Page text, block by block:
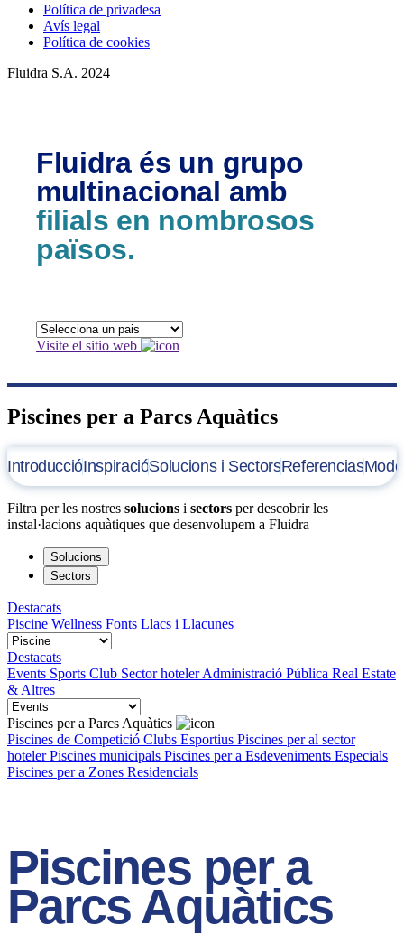
Política de privadesa
Avís legal
Política de cookies
Fluidra S.A. 2024
Fluidra és un grupo
multinacional amb
filials en nombrosos
països.
Visite el sitio web
Piscines per a Parcs Aquàtics
IntroduccióInspiracióSolucions i SectorsReferencias
Filtra per les nostres solucions i sectors per descobrir les
instal·lacions aquàtiques que desenvolupem a Fluidra
Solucions
Sectors
Destacats
Piscine Wellness Fonts Llacs i Llacunes
Destacats
Events Sports Club Sector hotelerAdministració Pública Real Estate
& Altres
Piscines per a Parcs Aquàtics
Piscines de Competició Clubs Esportius Piscines per al sector
hotelerPiscines municipals Piscines per a Esdeveniments Especials
Piscines per a Zones Residencials
Piscines per a
Parcs Aquàtics